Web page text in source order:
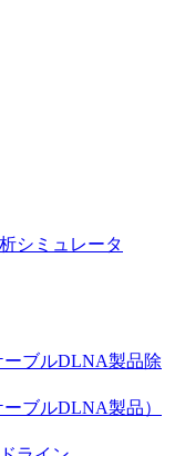
シミュレータ
ーブルDLNA製品除
ブルDLNA製品）